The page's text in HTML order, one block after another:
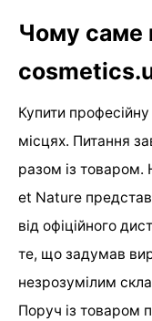
Чому саме
Купити
місцях. Питання
разом із товаром.
et Nature
від офіційного
те, що задумав
незрозумілим
Поруч із товаром